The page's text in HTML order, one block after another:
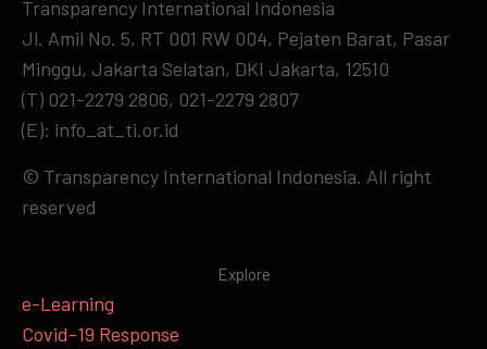
Transparency International Indonesia
Jl. Amil No. 5, RT 001 RW 004, Pejaten Barat, Pasar
Minggu, Jakarta Selatan, DKI Jakarta, 12510
(T) 021-2279 2806, 021-2279 2807
(E): info_at_ti.or.id
© Transparency International Indonesia. All right
reserved
Explore
e-Learning
Covid-19 Response